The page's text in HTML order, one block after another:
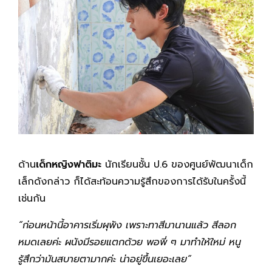
ด้านเด็กหญิงฟาติมะ นักเรียนชั้น ป.6 ของศูนย์พัฒนาเด็ก
เล็กดังกล่าว ก็ได้สะท้อนความรู้สึกของการได้รับในครั้งนี้
เช่นกัน
“ก่อนหน้านี้อาคารเริ่มผุพัง เพราะทาสีมานานแล้ว สีลอก
หมดเลยค่ะ ผนังมีรอยแตกด้วย พอพี่ ๆ มาทำให้ใหม่ หนู
รู้สึกว่ามันสบายตามากค่ะ น่าอยู่ขึ้นเยอะเลย”